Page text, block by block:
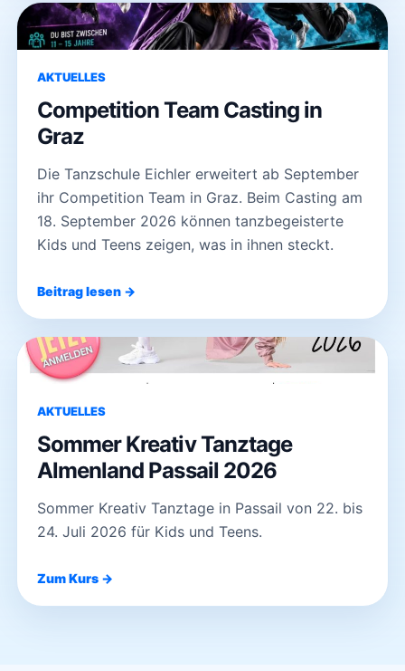
AKTUELLES
Competition Team Casting in
Graz
Die Tanzschule Eichler erweitert ab September
ihr Competition Team in Graz. Beim Casting am
18. September 2026 können tanzbegeisterte
Kids und Teens zeigen, was in ihnen steckt.
Beitrag lesen →
AKTUELLES
Sommer Kreativ Tanztage
Almenland Passail 2026
Sommer Kreativ Tanztage in Passail von 22. bis
24. Juli 2026 für Kids und Teens.
Zum Kurs →